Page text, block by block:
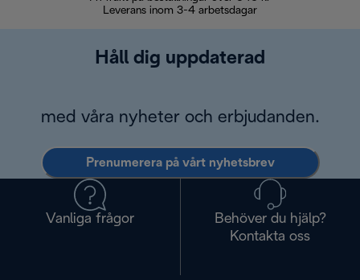
Leverans inom 3-4 arbetsdagar
Håll dig uppdaterad
med våra nyheter och erbjudanden.
Prenumerera på vårt nyhetsbrev
Vanliga frågor
Behöver du hjälp?
Kontakta oss